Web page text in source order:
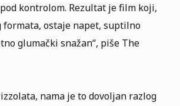
kontrolom. Rezultat je film koji,
formata, ostaje napet, suptilno
glumački snažan“, piše The
nama je to dovoljan razlog